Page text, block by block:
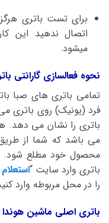
برای تست باتری
اتصال ندهید این
میشود.
نحوه فعالسازی گارانتی
تمامی باتری های صبا
فرد (یونیک) روی باتری
می باشد که شما از طریق
محصول خود مطلع شود.
باتری وارد سایت “
را در محل مربوطه وارد
باتری اصلی ماشین هوندا